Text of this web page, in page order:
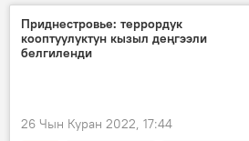
Приднестровье: террордук
кооптуулуктун кызыл деңгээли
белгиленди
26 Чын Куран 2022, 17:44